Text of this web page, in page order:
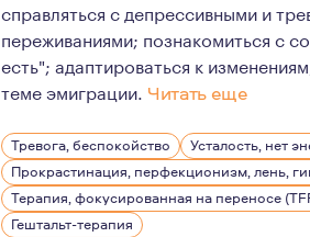
справляться с депрессивными и
переживаниями; познакомиться с
есть"; адаптироваться к
теме эмиграции. Читать еще
Я думаю, что психотерапия имеет
Кабинет психотерапевта это
Тревога, беспокойство
Усталость, нет
Терапия, фокусированная на переносе
Гештальт-терапия